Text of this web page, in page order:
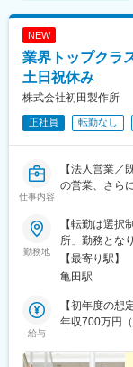
NEW
業界トップクラ
土日祝休み
株式会社初田製作所
正社員 転勤なし
仕事内容
【法人営業
の営業、さら
勤務地
【転勤は選
所」勤務とな
950-0121新
「亀田駅」か
に1度、変更
【最寄り駅】
亀田駅
給与
【初年度の想
年収700万円